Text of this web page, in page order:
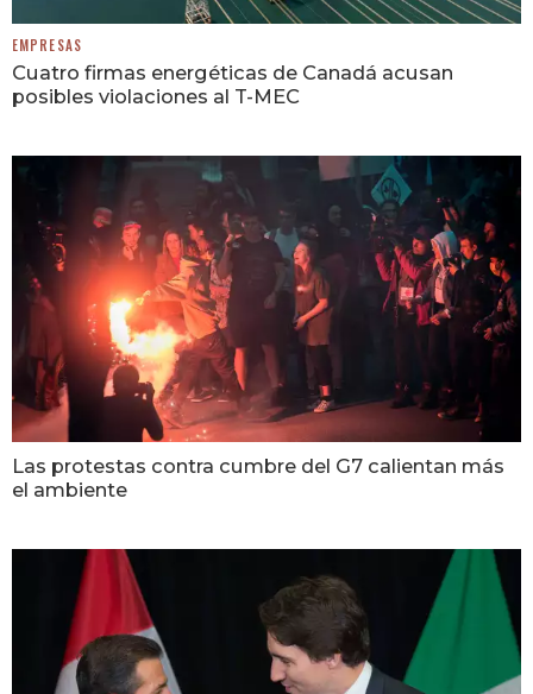
EMPRESAS
Cuatro firmas energéticas de Canadá acusan
posibles violaciones al T-MEC
Las protestas contra cumbre del G7 calientan más
el ambiente